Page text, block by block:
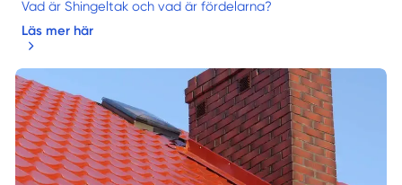
Vad är Shingeltak och vad är fördelarna?
Läs mer här